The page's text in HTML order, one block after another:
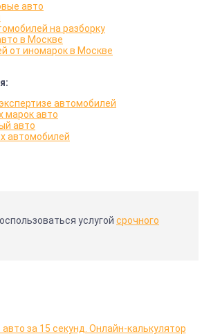
авто
на разборку
в Москве
от иномарок в Москве
автомобилей
марок авто
авто
автомобилей
услугой срочного